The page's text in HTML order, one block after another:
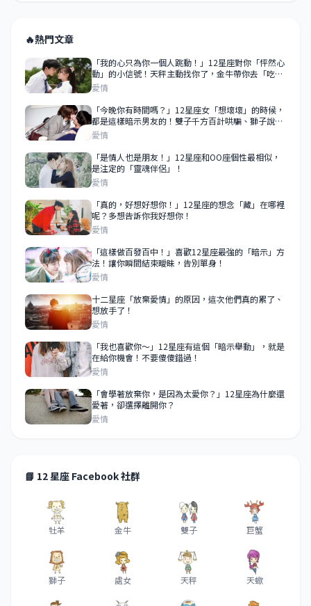
🔥熱門文章
「我的心只為你一個人跳動！」12星座對你「怦然心
動」的小信號！天秤主動找你了，金牛帶你去「吃好
吃的」！
愛情
「今晚你有時間嗎？」12星座女「想壞壞」的時候，
都是這樣暗示男友的！雙子千方百計哄騙、獅子說要
給你補一補？！
愛情
「是情人也是朋友！」12星座和OO座個性最相似，
是注定的「靈魂伴侶」！
愛情
「真的，好想好想你！」12星座的想念「藏」在哪裡
呢？多想告訴你我好想你！
愛情
「這樣做百發百中！」喜歡12星座最強的「暗示」方
法！讓你瞬間結束曖昧，告別單身！
愛情
十二星座「放棄愛情」的原因，這次他們真的累了、
想放手了！
愛情
「我也喜歡你～」12星座有這個「暗示舉動」，就是
在給你機會！不要傻傻錯過！
愛情
「會學著放棄你，是因為太愛你？」12星座為什麼還
愛著，卻選擇離開你？
愛情
📘 12 星座 Facebook 社群
牡羊 金牛 雙子 巨蟹
獅子 處女 天秤 天蠍